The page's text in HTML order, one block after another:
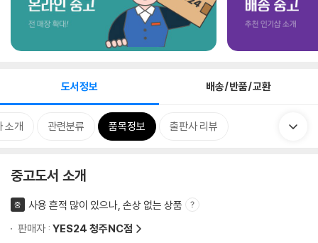
도서정보 배송/반품/교환
소개 관련분류 품목정보 출판사 리뷰
중고도서 소개
중
사용 흔적 많이 있으나, 손상 없는 상품
판매자 : YES24 청주NC점